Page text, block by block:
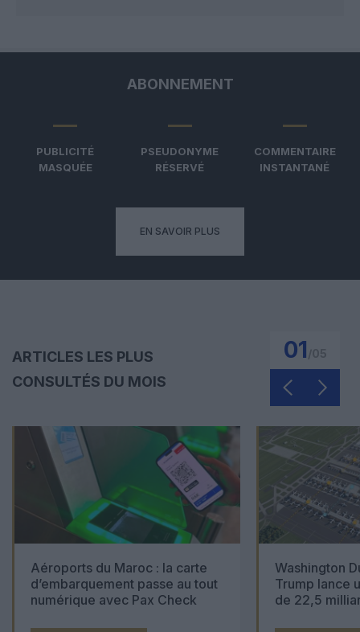
ABONNEMENT
PUBLICITÉ
MASQUÉE
PSEUDONYME
RÉSERVÉ
COMMENTAIRE
INSTANTANÉ
EN SAVOIR PLUS
ARTICLES LES PLUS
CONSULTÉS DU MOIS
01
Aéroports du Maroc : la carte
d’embarquement passe au tout
numérique avec Pax Check
Washington
Trump lance
de 22,5